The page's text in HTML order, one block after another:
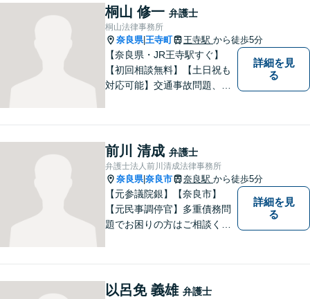
いたします。お早めのご相談
が納得のいく解決への第一歩
です。
桐山 修一 弁護士
桐山法律事務所
奈良県|王寺町 王寺駅 から徒歩5分
【奈良県・JR王寺駅すぐ】
【初回相談無料】【土日祝も
対応可能】交通事故問題、遺
提供しています。
詳細を見
る
前川 清成 弁護士
弁護士法人前川清成法律事務所
奈良県|奈良市 奈良駅 から徒歩5分
【元参議院銀】【奈良市】
【元民事調停官】多重債務問
題でお困りの方はご相談くだ
たら、一度ご相談ください。
詳細を見
る
以呂免 義雄 弁護士